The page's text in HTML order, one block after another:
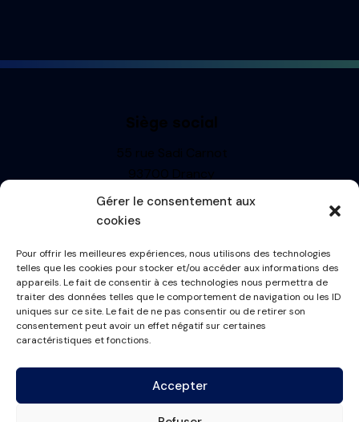
Gérer le consentement aux
cookies
Pour offrir les meilleures expériences, nous utilisons des technologies
telles que les cookies pour stocker et/ou accéder aux informations des
appareils. Le fait de consentir à ces technologies nous permettra de
traiter des données telles que le comportement de navigation ou les ID
uniques sur ce site. Le fait de ne pas consentir ou de retirer son
consentement peut avoir un effet négatif sur certaines
caractéristiques et fonctions.
Accepter
Siège social
55 rue Sadi Carnot
93700 Drancy
Siren : 499710697
TVA: FR13499710697
Informations
Mentions Légales
Politique de cookies
Conditions générales
Contactez-nous